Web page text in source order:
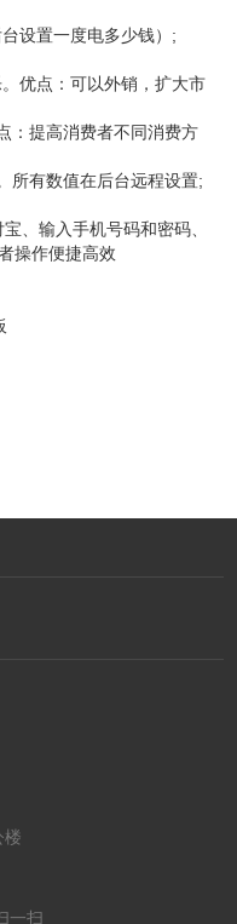
设置一度电多少钱）;
优点：可以外销，扩大市
：提高消费者不同消费方
所有数值在后台远程设置;
、输入手机号码和密码、
操作便捷高效
楼
一扫